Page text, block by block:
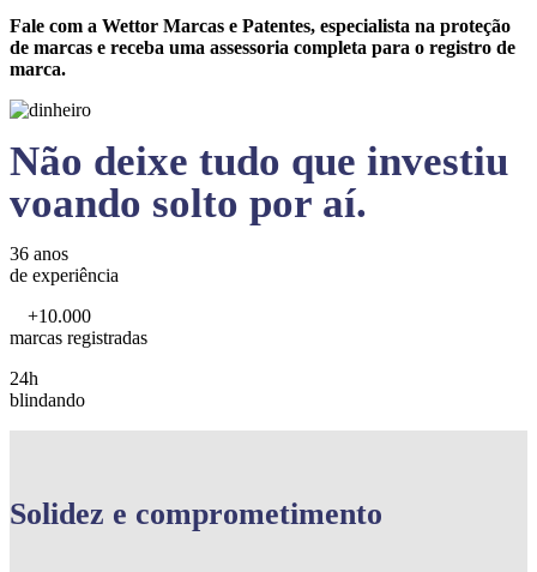
Fale com a Wettor Marcas e Patentes, especialista na proteção
de marcas e receba uma assessoria completa para o registro de
marca.
Não deixe tudo que investiu
voando solto por aí.
36 anos
de experiência
+10.000
marcas registradas
24h
blindando
Solidez e comprometimento